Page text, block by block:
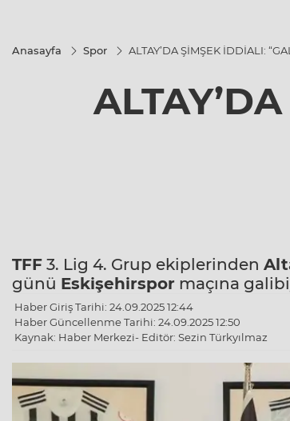
Anasayfa Spor ALTAY’DA ŞİMŞEK İDDİALI:
TFF 3. Lig 4. Grup ekiplerinden
günü Eskişehirspor maçına
Haber Giriş Tarihi: 24.09.2025 12:44
Haber Güncellenme Tarihi: 24.09.2025 12:50
Kaynak: Haber Merkezi- Editör: Sezin Türkyılmaz